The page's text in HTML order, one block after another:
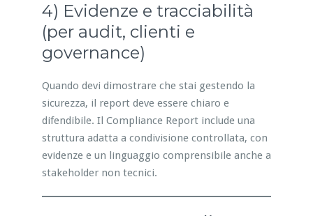
4) Evidenze e tracciabilità
(per audit, clienti e
governance)
Quando devi dimostrare che stai gestendo la
sicurezza, il report deve essere chiaro e
difendibile. Il Compliance Report include una
struttura adatta a condivisione controllata, con
evidenze e un linguaggio comprensibile anche a
stakeholder non tecnici.